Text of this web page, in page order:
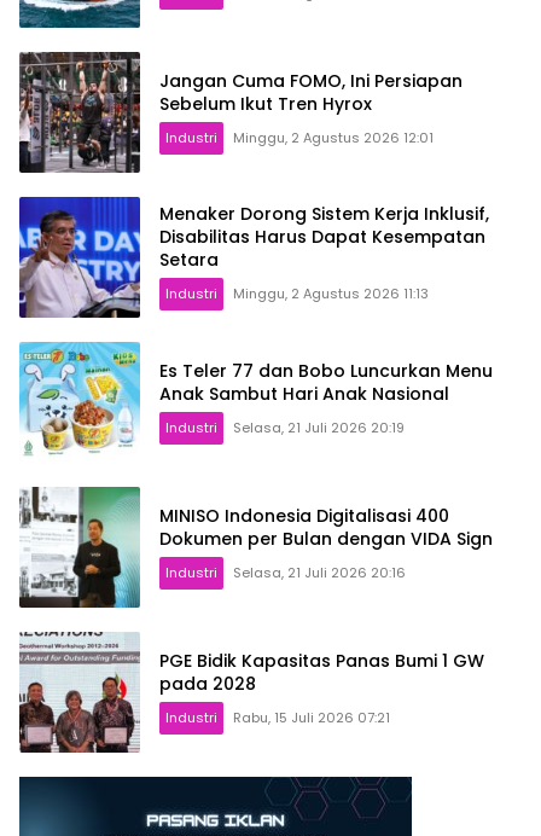
Jangan Cuma FOMO, Ini Persiapan
Sebelum Ikut Tren Hyrox
Industri Minggu, 2 Agustus 2026 12:01
Menaker Dorong Sistem Kerja Inklusif,
Disabilitas Harus Dapat Kesempatan
Setara
Industri Minggu, 2 Agustus 2026 11:13
Es Teler 77 dan Bobo Luncurkan Menu
Anak Sambut Hari Anak Nasional
Industri Selasa, 21 Juli 2026 20:19
MINISO Indonesia Digitalisasi 400
Dokumen per Bulan dengan VIDA Sign
Industri Selasa, 21 Juli 2026 20:16
PGE Bidik Kapasitas Panas Bumi 1 GW
pada 2028
Industri Rabu, 15 Juli 2026 07:21